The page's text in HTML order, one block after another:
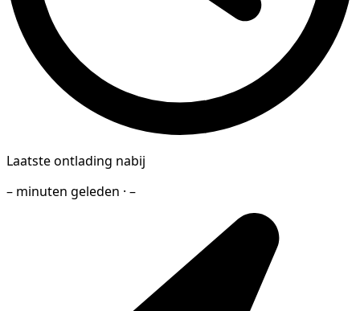
Laatste ontlading nabij
– minuten geleden · –